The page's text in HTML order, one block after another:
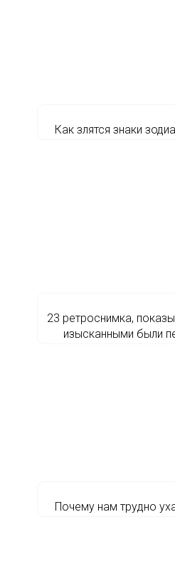
Как злятся знаки
23 ретроснимка,
изысканными были
Почему нам трудно